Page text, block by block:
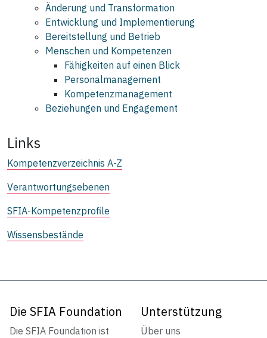
Änderung und Transformation
Entwicklung und Implementierung
Bereitstellung und Betrieb
Menschen und Kompetenzen
Fähigkeiten auf einen Blick
Personalmanagement
Kompetenzmanagement
Beziehungen und Engagement
Links
Kompetenzverzeichnis A-Z
Verantwortungsebenen
SFIA-Kompetenzprofile
Wissensbestände
Die SFIA Foundation
Die SFIA Foundation ist
Unterstützung
Über uns